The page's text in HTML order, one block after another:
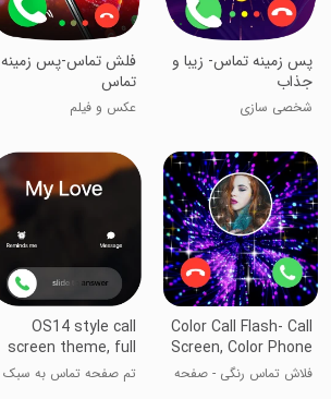
پس زمینه تماس- زیبا و
جذاب
شخصی سازی
فلش تماس-پس زمینه
تماس
عکس و فیلم
Color Call Flash- Call
Screen, Color Phone
Flash
فلاش تماس رنگی - صفحه
OS14 style call
screen theme, full
screen video
تم صفحه تماس به سبک